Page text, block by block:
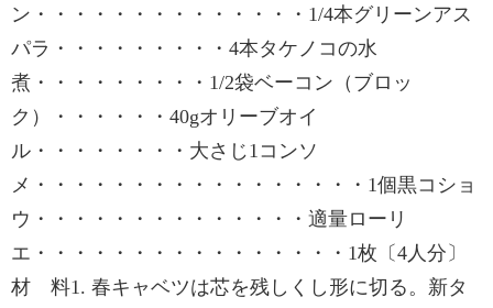
ン・・・・・・・・・・・・・・1/4本グリーンアス
パラ・・・・・・・・・4本タケノコの水
煮・・・・・・・・・1/2袋ベーコン（ブロッ
ク）・・・・・・40gオリーブオイ
ル・・・・・・・・大さじ1コンソ
メ・・・・・・・・・・・・・・・・・1個黒コショ
ウ・・・・・・・・・・・・・・適量ローリ
エ・・・・・・・・・・・・・・・・1枚〔4人分〕
材 料1. 春キャベツは芯を残しくし形に切る。新タ